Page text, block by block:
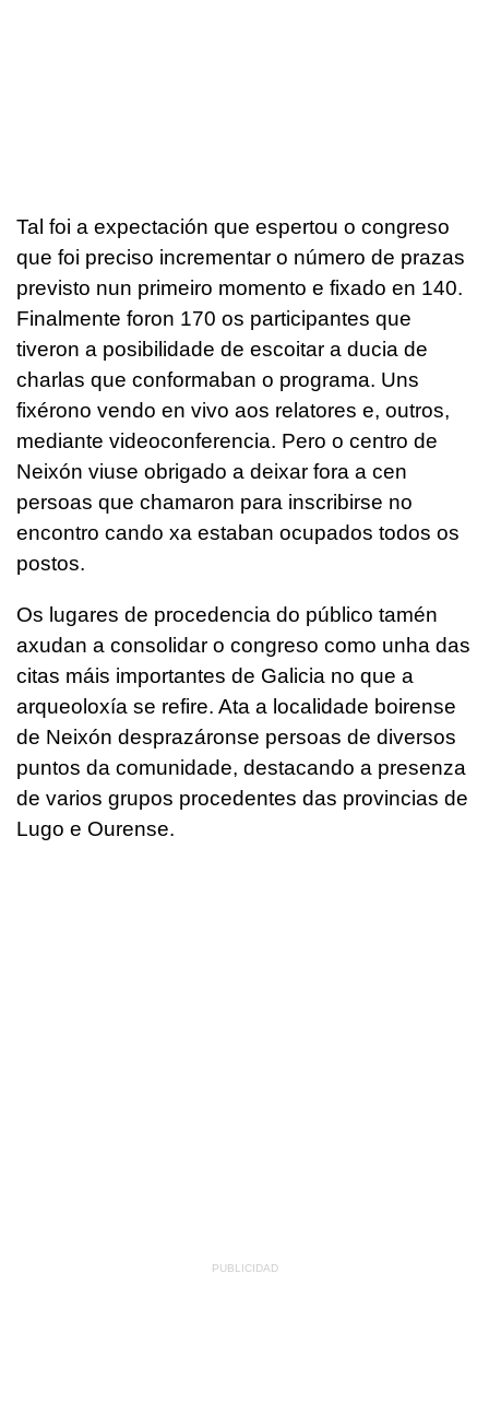
Tal foi a expectación que espertou o congreso
que foi preciso incrementar o número de prazas
previsto nun primeiro momento e fixado en 140.
Finalmente foron 170 os participantes que
tiveron a posibilidade de escoitar a ducia de
charlas que conformaban o programa. Uns
fixérono vendo en vivo aos relatores e, outros,
mediante videoconferencia. Pero o centro de
Neixón viuse obrigado a deixar fora a cen
persoas que chamaron para inscribirse no
encontro cando xa estaban ocupados todos os
postos.
Os lugares de procedencia do público tamén
axudan a consolidar o congreso como unha das
citas máis importantes de Galicia no que a
arqueoloxía se refire. Ata a localidade boirense
de Neixón desprazáronse persoas de diversos
puntos da comunidade, destacando a presenza
de varios grupos procedentes das provincias de
Lugo e Ourense.